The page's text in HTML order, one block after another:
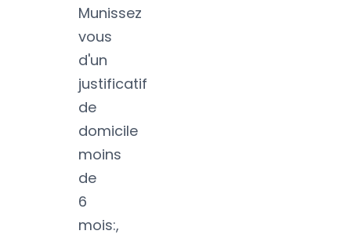
Munissez
vous
d'un
justificatif
de
domicile
moins
de
6
mois:,